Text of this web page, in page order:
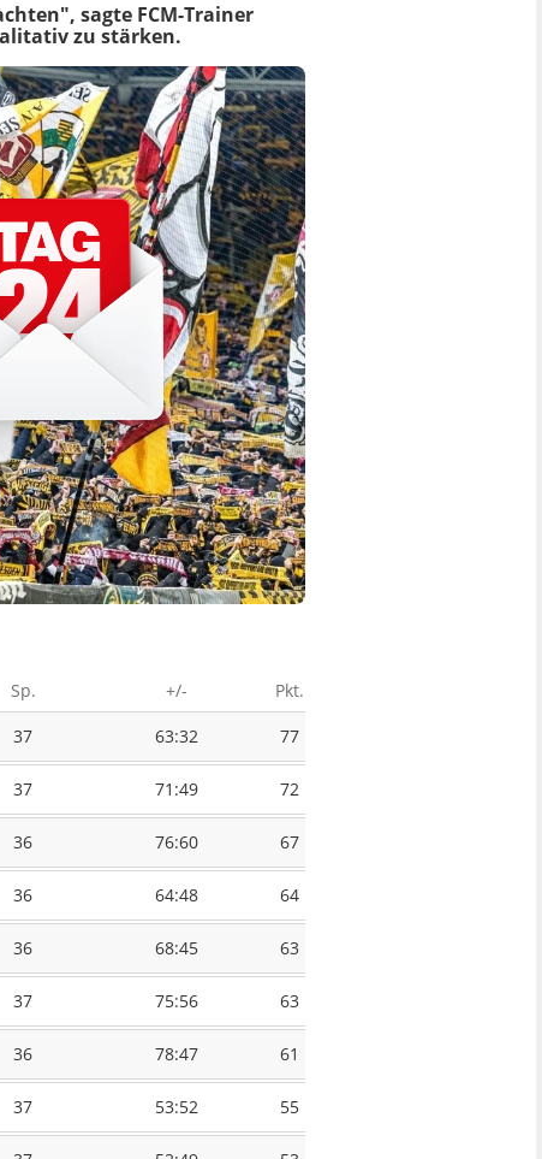
sagte FCM-Trainer
zu stärken.
Sp. +/-
Pkt.
37 63:32 77
37 71:49 72
36 76:60 67
36 64:48 64
36 68:45 63
37 75:56 63
36 78:47 61
37 53:52 55